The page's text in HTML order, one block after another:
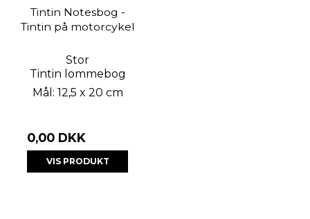
Tintin Notesbog -
Tintin på motorcykel
Stor
Tintin lommebog
Mål: 12,5 x 20 cm
0,00 DKK
VIS PRODUKT